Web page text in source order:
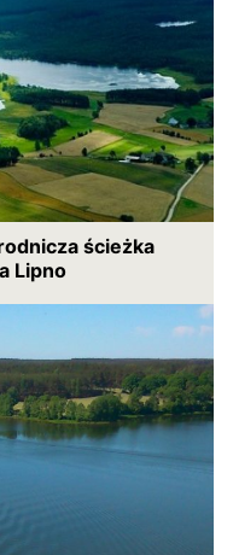
ścieżka
Lipno